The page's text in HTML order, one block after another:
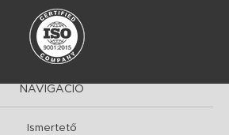
NAVIGÁCIÓ
Ismertető